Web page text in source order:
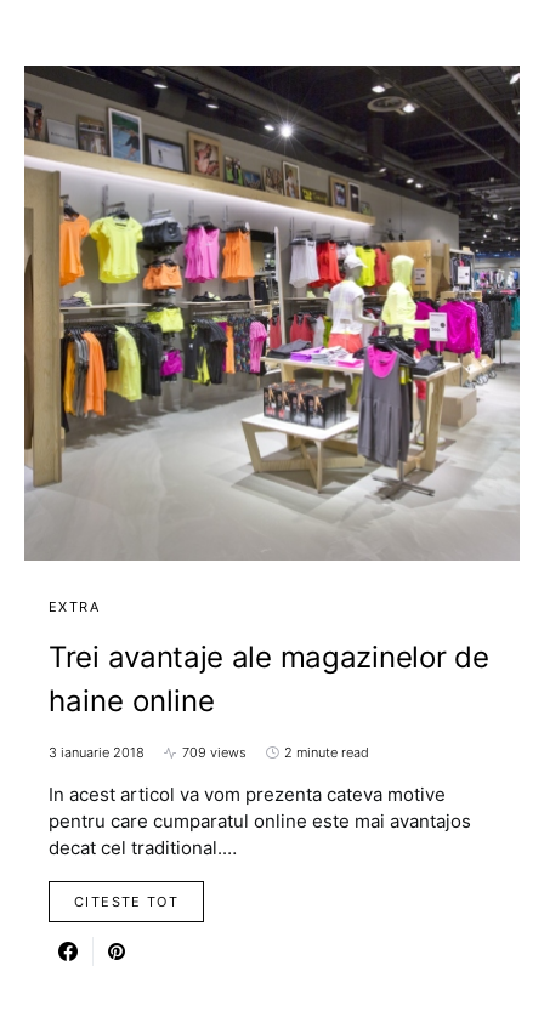
EXTRA
Trei avantaje ale magazinelor de
haine online
3 ianuarie 2018 709 views 2 minute read
In acest articol va vom prezenta cateva motive
pentru care cumparatul online este mai avantajos
decat cel traditional.…
CITESTE TOT